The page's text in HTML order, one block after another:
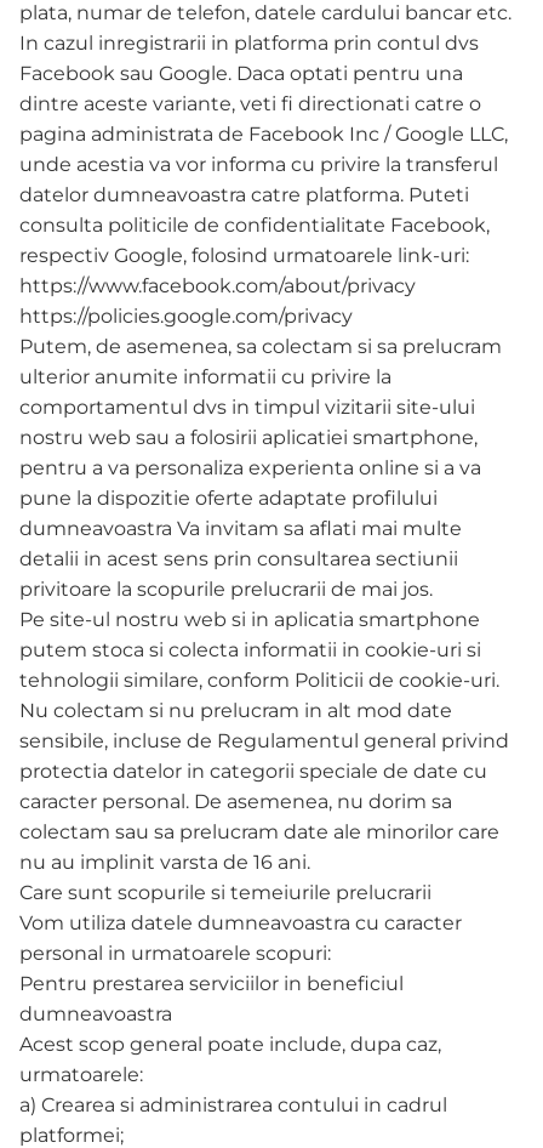
plata, numar de telefon, datele cardului bancar etc.
In cazul inregistrarii in platforma prin contul dvs
Facebook sau Google. Daca optati pentru una
dintre aceste variante, veti fi directionati catre o
pagina administrata de Facebook Inc / Google LLC,
unde acestia va vor informa cu privire la transferul
datelor dumneavoastra catre platforma. Puteti
consulta politicile de confidentialitate Facebook,
respectiv Google, folosind urmatoarele link-uri:
https://www.facebook.com/about/privacy
https://policies.google.com/privacy
Putem, de asemenea, sa colectam si sa prelucram
ulterior anumite informatii cu privire la
comportamentul dvs in timpul vizitarii site-ului
nostru web sau a folosirii aplicatiei smartphone,
pentru a va personaliza experienta online si a va
pune la dispozitie oferte adaptate profilului
dumneavoastra Va invitam sa aflati mai multe
detalii in acest sens prin consultarea sectiunii
privitoare la scopurile prelucrarii de mai jos.
Pe site-ul nostru web si in aplicatia smartphone
putem stoca si colecta informatii in cookie-uri si
tehnologii similare, conform Politicii de cookie-uri.
Nu colectam si nu prelucram in alt mod date
sensibile, incluse de Regulamentul general privind
protectia datelor in categorii speciale de date cu
caracter personal. De asemenea, nu dorim sa
colectam sau sa prelucram date ale minorilor care
nu au implinit varsta de 16 ani.
Care sunt scopurile si temeiurile prelucrarii
Vom utiliza datele dumneavoastra cu caracter
personal in urmatoarele scopuri:
Pentru prestarea serviciilor in beneficiul
dumneavoastra
Acest scop general poate include, dupa caz,
urmatoarele:
a) Crearea si administrarea contului in cadrul
platformei;